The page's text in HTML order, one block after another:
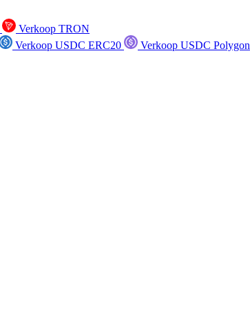
Verkoop TRON
Verkoop USDC ERC20
Verkoop USDC Polygon